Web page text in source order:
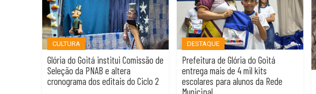
CULTURA
Glória do Goitá institui Comissão de
Seleção da PNAB e altera
cronograma dos editais do Ciclo 2
DESTAQUE
Prefeitura de Glória do Goitá
entrega mais de 4 mil kits
escolares para alunos da Rede